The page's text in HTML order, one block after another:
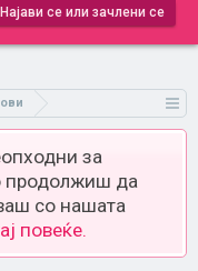
Најави се или зачлени се
за
продолжиш да
со нашата
повеќе.